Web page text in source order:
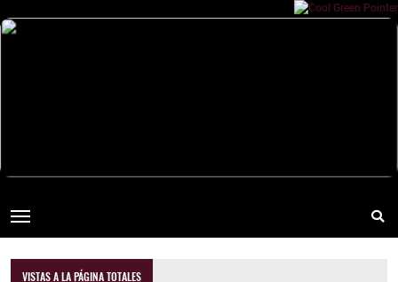
VISTAS A LA PÁGINA TOTALES